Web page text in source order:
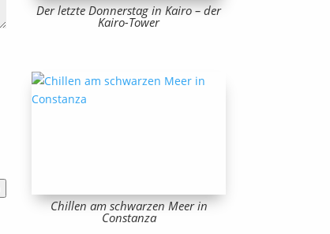
Der letzte Donnerstag in Kairo – der
Kairo-Tower
Chillen am schwarzen Meer in
Constanza